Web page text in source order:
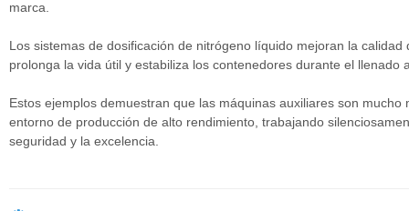
marca.
Los sistemas de dosificación de nitrógeno líquido mejoran la
prolonga la vida útil y estabiliza los contenedores durante el llenado
Estos ejemplos demuestran que las máquinas auxiliares son
entorno de producción de alto rendimiento, trabajando
seguridad y la excelencia.